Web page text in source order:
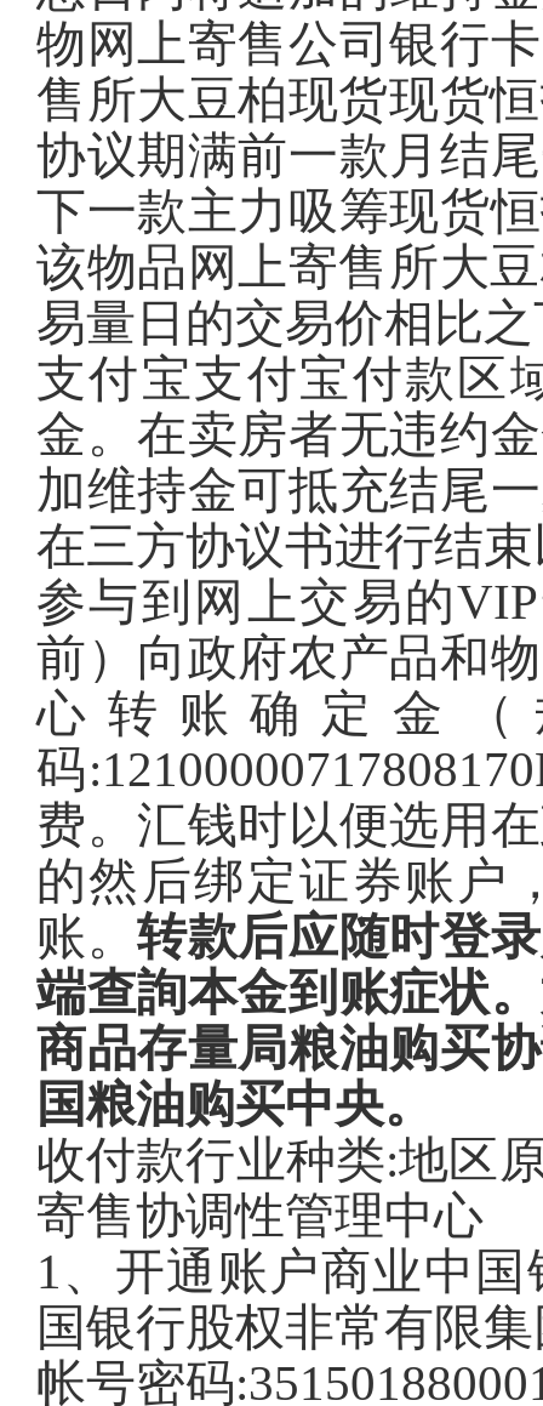
物网上寄售公司银行
售所大豆柏现货现货
协议期满前一款月结
下一款主力吸筹现货
该物品网上寄售所大
易量日的交易价相比
支付宝支付宝付款区
金。在卖房者无违约
加维持金可抵充结尾
在三方协议书进行结
参与到网上交易的
前）向政府农产品和
心转账确定金
码
费。汇钱时以便选用
的然后绑定证券账户
账。转款后应随时登
端查詢本金到账症状
商品存量局粮油购买
国粮油购买中央。
收付款行业种类:地区
寄售协调性管理中心
1、开通账户商业中
国银行股权非常有限
帐号密码